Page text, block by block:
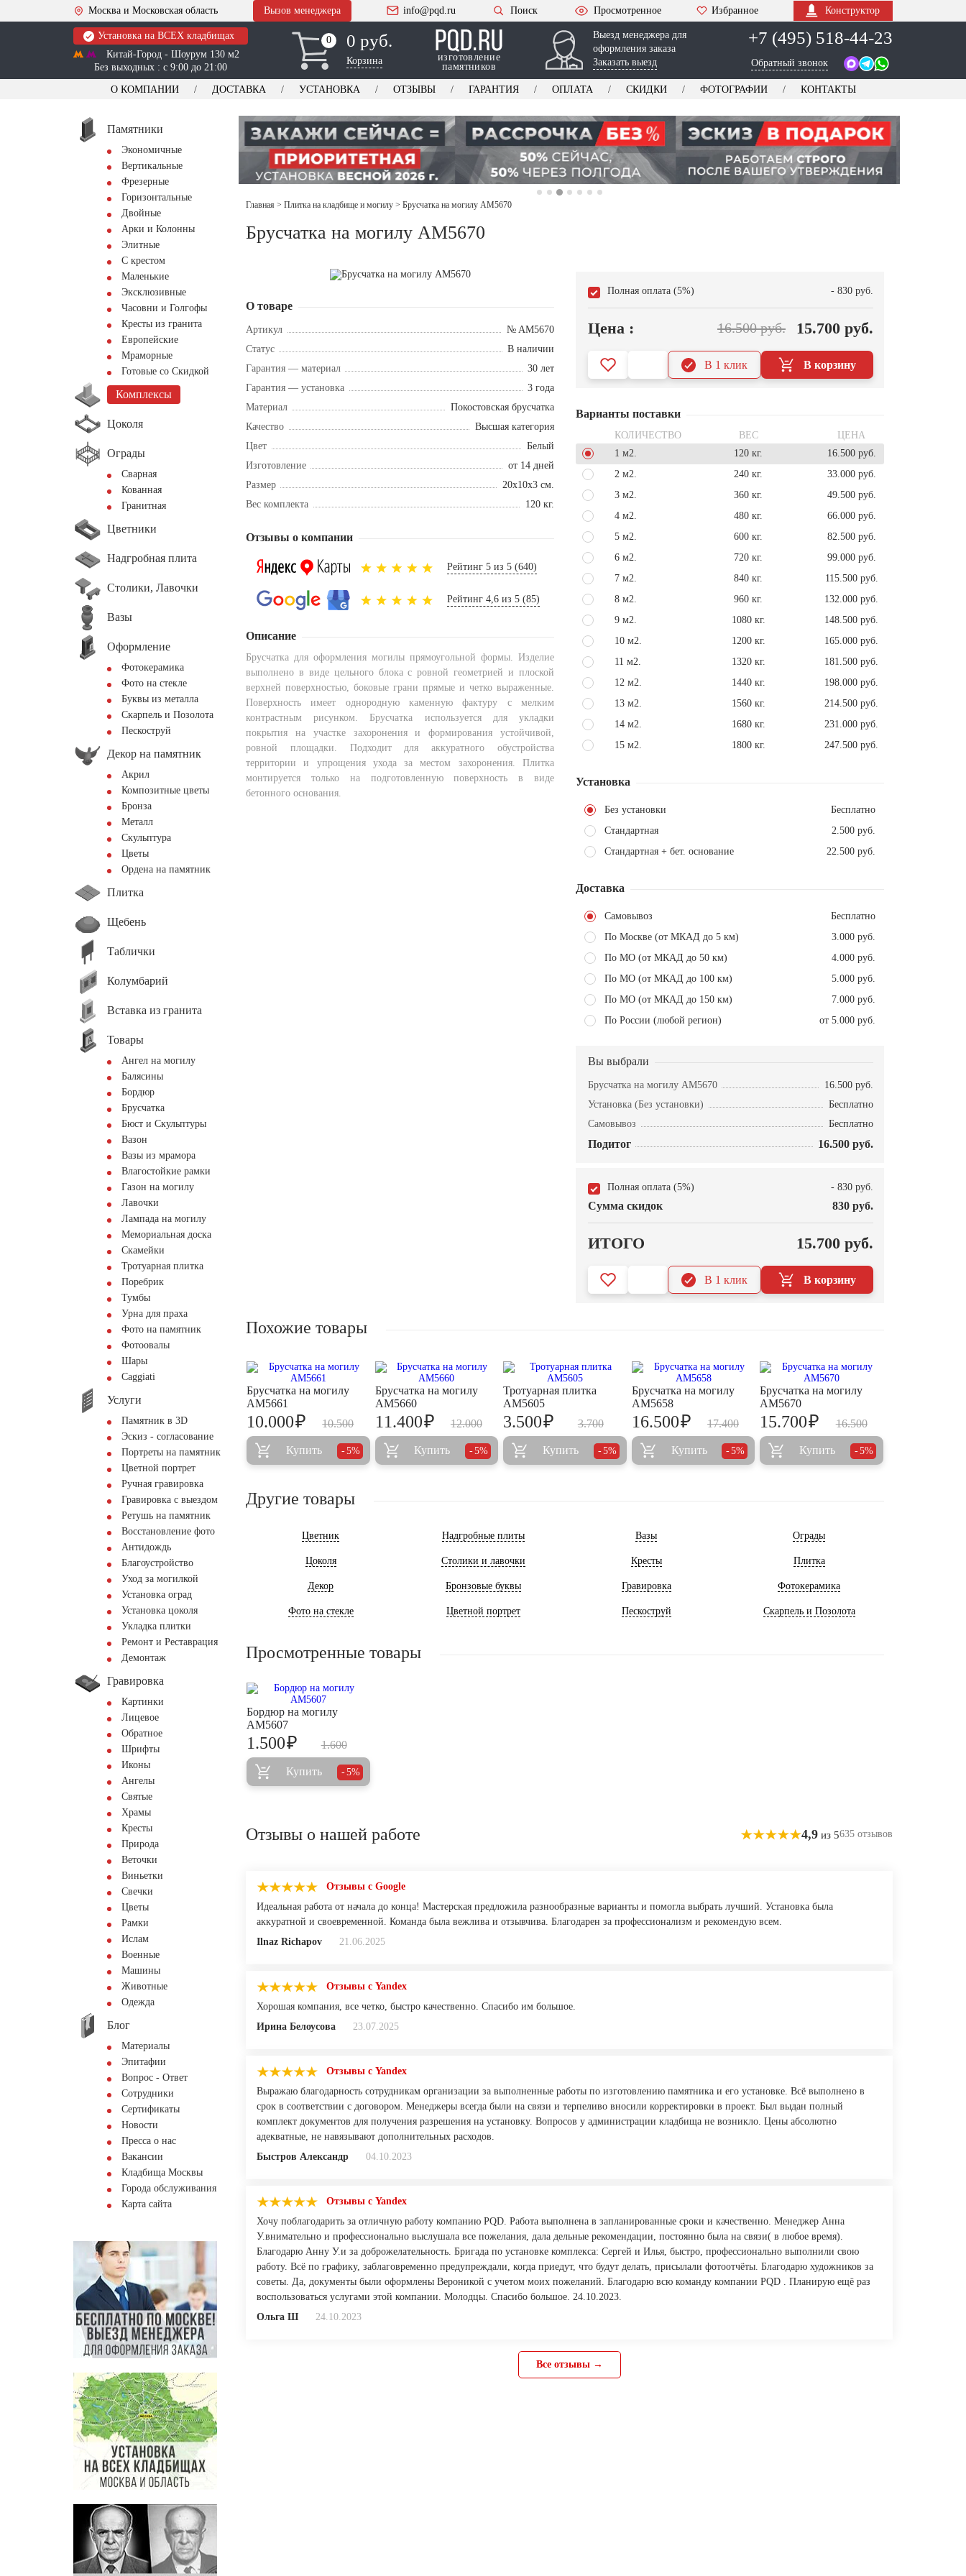
Москва и Московская область Вызов менеджера info@pqd.ru Поиск Просмотренное Избранное Конструктор
Установка на ВСЕХ кладбищах
Китай-Город - Шоурум 130 м2
Без выходных : с 9:00 до 21:00
0
0 0 руб.
Корзина
изготовление
памятников
Выезд менеджера для
оформления заказа
Заказать выезд
+7 (495) 518-44-23
Обратный звонок
О КОМПАНИИ ДОСТАВКА УСТАНОВКА ОТЗЫВЫ ГАРАНТИЯ ОПЛАТА СКИДКИ ФОТОГРАФИИ КОНТАКТЫ
Памятники
Экономичные
Вертикальные
Фрезерные
Горизонтальные
Двойные
Арки и Колонны
Элитные
С крестом
Маленькие
Эксклюзивные
Часовни и Голгофы
Кресты из гранита
Европейские
Мраморные
Готовые со Скидкой
Комплексы
Цоколя
Ограды
Сварная
Кованная
Гранитная
Цветники
Надгробная плита
Столики, Лавочки
Вазы
Оформление
Фотокерамика
Фото на стекле
Буквы из металла
Скарпель и Позолота
Пескоструй
Декор на памятник
Акрил
Композитные цветы
Бронза
Металл
Скульптура
Цветы
Ордена на памятник
Плитка
Щебень
Таблички
Колумбарий
Вставка из гранита
Товары
Ангел на могилу
Балясины
Бордюр
Брусчатка
Бюст и Скульптуры
Вазон
Вазы из мрамора
Влагостойкие рамки
Газон на могилу
Лавочки
Лампада на могилу
Мемориальная доска
Скамейки
Тротуарная плитка
Поребрик
Тумбы
Урна для праха
Фото на памятник
Фотоовалы
Шары
Сaggiati
Услуги
Памятник в 3D
Эскиз - согласование
Портреты на памятник
Цветной портрет
Ручная гравировка
Гравировка с выездом
Ретушь на памятник
Восстановление фото
Антидождь
Благоустройство
Уход за могилкой
Установка оград
Установка цоколя
Укладка плитки
Ремонт и Реставрация
Демонтаж
Гравировка
Картинки
Лицевое
Обратное
Шрифты
Иконы
Ангелы
Святые
Храмы
Кресты
Природа
Веточки
Виньетки
Свечки
Цветы
Рамки
Ислам
Военные
Машины
Животные
Одежда
Блог
Материалы
Эпитафии
Вопрос - Ответ
Сотрудники
Сертификаты
Новости
Пресса о нас
Вакансии
Кладбища Москвы
Города обслуживания
Карта сайта
Главная > Плитка на кладбище и могилу > Брусчатка на могилу AM5670
Брусчатка на могилу AM5670
О товаре
Артикул
№ AM5670
Статус
В наличии
Гарантия — материал
30 лет
Гарантия — установка
3 года
Материал
Покостовская брусчатка
Качество
Высшая категория
Цвет
Белый
Изготовление
от 14 дней
Размер
20х10х3 см.
Вес комплекта
120 кг.
Отзывы о компании
Рейтинг 5 из 5 (640)
Рейтинг 4,6 из 5 (85)
Описание
Брусчатка для оформления могилы прямоугольной формы. Изделие
выполнено в виде цельного блока с ровной геометрией и плоской
верхней поверхностью, боковые грани прямые и четко выраженные.
Поверхность имеет однородную каменную фактуру с мелким
контрастным рисунком. Брусчатка используется для укладки
покрытия на участке захоронения и формирования устойчивой,
ровной площадки. Подходит для аккуратного обустройства
территории и упрощения ухода за местом захоронения. Плитка
монтируется только на подготовленную поверхность в виде
бетонного основания.
Полная оплата (5%) - 830 руб.
Цена : 16.500 руб. 15.700 руб.
В корзину
В 1 клик
Варианты поставки
КОЛИЧЕСТВО ВЕС
ЦЕНА
1 м2.
120 кг.
16.500 руб.
2 м2.
240 кг.
33.000 руб.
3 м2.
360 кг.
49.500 руб.
4 м2.
480 кг.
66.000 руб.
5 м2.
600 кг.
82.500 руб.
6 м2.
720 кг.
99.000 руб.
7 м2.
840 кг.
115.500 руб.
8 м2.
960 кг.
132.000 руб.
9 м2.
1080 кг.
148.500 руб.
10 м2.
1200 кг.
165.000 руб.
11 м2.
1320 кг.
181.500 руб.
12 м2.
1440 кг.
198.000 руб.
13 м2.
1560 кг.
214.500 руб.
14 м2.
1680 кг.
231.000 руб.
15 м2.
1800 кг. 247.500 руб.
Установка
Без установки
Бесплатно
Стандартная
2.500 руб.
Стандартная + бет. основание
22.500 руб.
Доставка
Самовывоз
Бесплатно
По Москве (от МКАД до 5 км)
3.000 руб.
По МО (от МКАД до 50 км)
4.000 руб.
По МО (от МКАД до 100 км)
5.000 руб.
По МО (от МКАД до 150 км)
7.000 руб.
По России (любой регион)
от 5.000 руб.
Вы выбрали
Брусчатка на могилу AM5670
16.500 руб.
Установка (Без установки)
Бесплатно
Самовывоз
Бесплатно
Подитог 16.500 руб.
Полная оплата (5%) - 830 руб.
Сумма скидок 830 руб.
ИТОГО 15.700 руб.
В корзину
В 1 клик
Похожие товары
Брусчатка на могилу
AM5661
10.500
10.000₽
Купить 5%
Брусчатка на могилу
AM5660
12.000
11.400₽
Купить 5%
Тротуарная плитка
AM5605
3.700
3.500₽
Купить 5%
Брусчатка на могилу
AM5658
17.400
16.500₽
Купить 5%
Брусчатка на могилу
AM5670
16.500
15.700₽
Купить 5%
Другие товары
Цветник Надгробные плиты Вазы Ограды
Цоколя Столики и лавочки Кресты Плитка
Декор Бронзовые буквы Гравировка Фотокерамика
Фото на стекле Цветной портрет Пескоструй Скарпель и Позолота
Просмотренные товары
Бордюр на могилу
AM5607
1.600
1.500₽
Купить 5%
Отзывы о нашей работе 4,9 из 5635 отзывов
Отзывы с Google
Идеальная работа от начала до конца! Mастерская предложила разнообразные варианты и помогла выбрать лучший. Установка была
аккуратной и своевременной. Команда была вежлива и отзывчива. Благодарен за профессионализм и рекомендую всем.
Ilnaz Richapov
21.06.2025
Отзывы с Yandex
Хорошая компания, все четко, быстро качественно. Спасибо им большое.
Ирина Белоусова
23.07.2025
Отзывы с Yandex
Выражаю благодарность сотрудникам организации за выполненные работы по изготовлению памятника и его установке. Всё выполнено в
срок в соответствии с договором. Менеджеры всегда были на связи и терпеливо вносили корректировки в проект. Был выдан полный
комплект документов для получения разрешения на установку. Вопросов у администрации кладбища не возникло. Цены абсолютно
адекватные, не навязывают дополнительных расходов.
Быстров Александр
04.10.2023
Отзывы с Yandex
Хочу поблагодарить за отличную работу компанию PQD. Работа выполнена в запланированные сроки и качественно. Менеджер Анна
У.внимательно и профессионально выслушала все пожелания, дала дельные рекомендации, постоянно была на связи( в любое время).
Благодарю Анну У.и за доброжелательность. Бригада по установке комплекса: Сергей и Илья, быстро, профессионально выполнили свою
работу. Всё по графику, заблаговременно предупреждали, когда приедут, что будут делать, присылали фотоотчёты. Благодарю художников за
советы. Да, документы были оформлены Вероникой с учетом моих пожеланий. Благодарю всю команду компании PQD . Планирую ещё раз
воспользоваться услугами этой компании. Молодцы. Спасибо большое. 24.10.2023.
Ольга Ш
24.10.2023
Все отзывы →